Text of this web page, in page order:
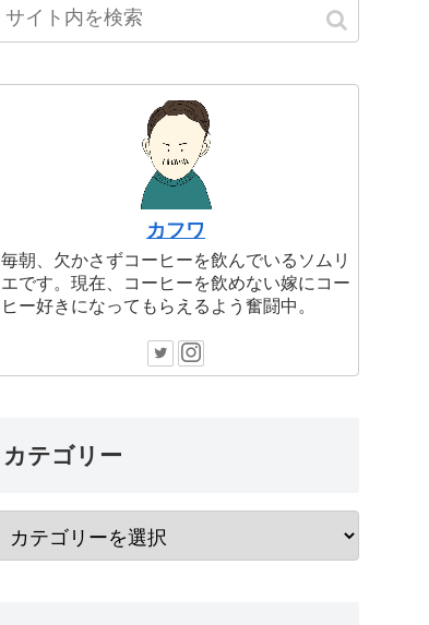
カフワ
毎朝、欠かさずコーヒーを飲んでいるソムリ
エです。現在、コーヒーを飲めない嫁にコー
ヒー好きになってもらえるよう奮闘中。
カテゴリー